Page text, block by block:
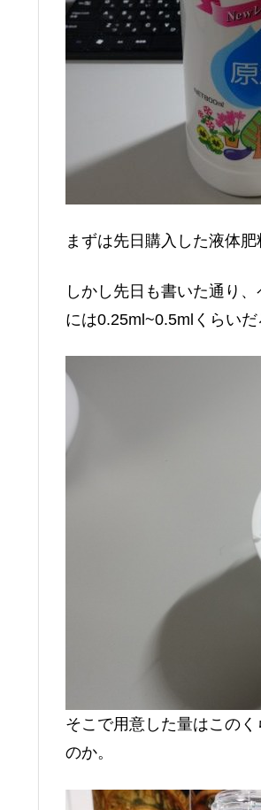
まずは先日購入した液体
しかし先日も書いた通り
には0.25ml~0.5mlくらい
そこで用意した量はこの
のか。